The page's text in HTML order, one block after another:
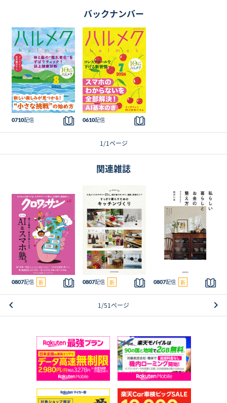
バックナンバー
0710配信
こ
の
雑
を
む
0610配信
こ
の
雑
を
読
む
1/1ページ
関連雑誌
0807配信 新
こ
の
雑
誌
を
む
0807配信 新
こ
の
雑
誌
を
読
む
0807配信 新
こ
雑
誌
を
む
1/51ページ